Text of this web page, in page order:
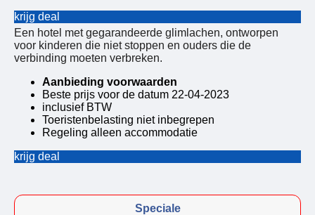
krijg deal
Een hotel met gegarandeerde glimlachen, ontworpen
voor kinderen die niet stoppen en ouders die de
verbinding moeten verbreken.
Aanbieding voorwaarden
Beste prijs voor de datum 22-04-2023
inclusief BTW
Toeristenbelasting niet inbegrepen
Regeling alleen accommodatie
krijg deal
Speciale